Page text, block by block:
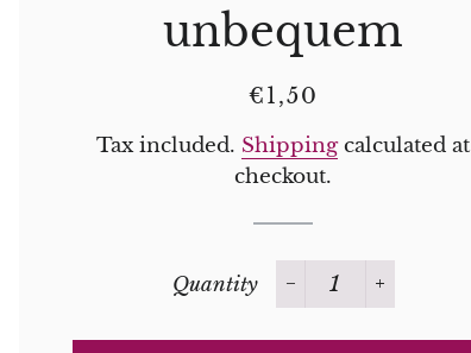
unbequem
Regular
Sale
€1,50
Tax included. Shippingcalculated at
checkout.
Quantity
−
+